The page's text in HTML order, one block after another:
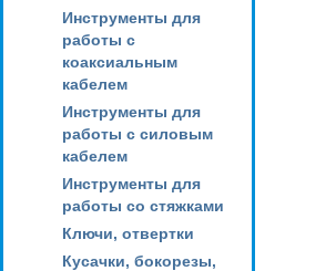
Инструменты для
работы с
коаксиальным
кабелем
Инструменты для
работы с силовым
кабелем
Инструменты для
работы со стяжками
Ключи, отвертки
Кусачки, бокорезы,